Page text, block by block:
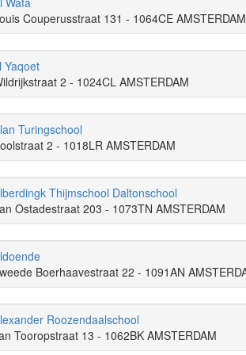
Couperusstraat 131 - 1064CE AMSTERDAM
Yaqoet
2 - 1024CL AMSTERDAM
Turingschool
2 - 1018LR AMSTERDAM
Thijmschool Daltonschool
Ostadestraat 203 - 1073TN AMSTERDAM
Boerhaavestraat 22 - 1091AN
Roozendaalschool
Tooropstraat 13 - 1062BK AMSTERDAM